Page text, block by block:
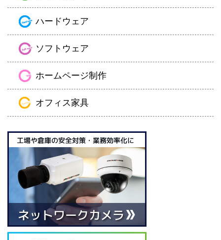
ハードウェア
ソフトウェア
ホームページ制作
オフィス家具